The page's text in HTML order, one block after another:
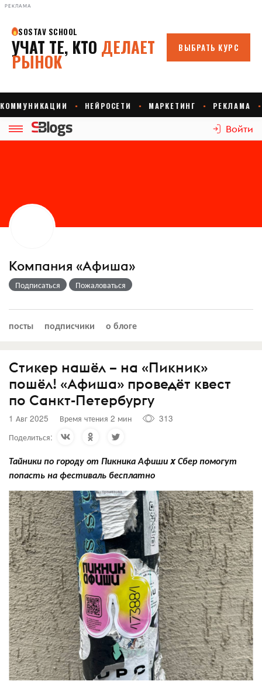
РЕКЛАМА
Войти
Компания «Афиша»
Подписаться Пожаловаться
посты подписчики о блоге
Стикер нашёл – на «Пикник»
пошёл! «Афиша» проведёт квест
по Санкт-Петербургу
1 Авг 2025 Время чтения 2 мин
313
Поделиться:
Тайники по городу от Пикника Афиши x Сбер помогут
попасть на фестиваль бесплатно